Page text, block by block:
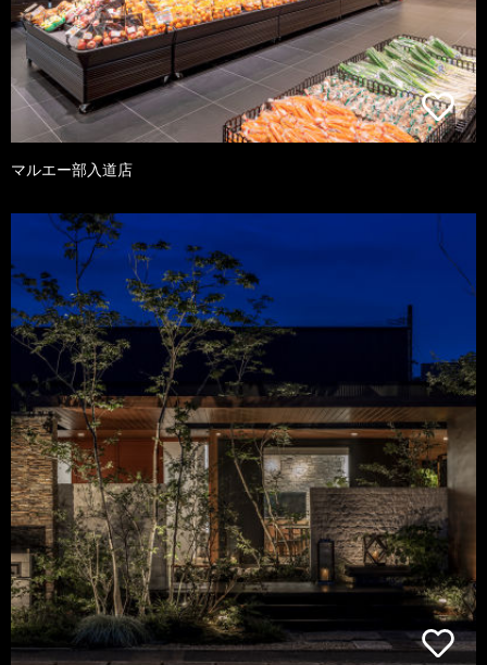
マルエー部入道店